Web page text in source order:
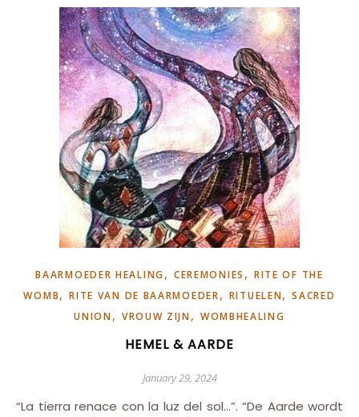
BAARMOEDER HEALING, CEREMONIES , RITE OF THE
WOMB,RITE VAN DE BAARMOEDER, RITUELEN,SACRED
UNION, VROUW ZIJN, WOMBHEALING
HEMEL & AARDE
January 29, 2024
“La tierra renace con la luz del sol…”. “De Aarde wordt